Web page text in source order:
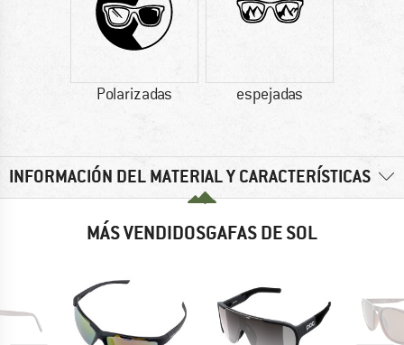
Polarizadas espejadas
INFORMACIÓN DEL MATERIAL Y CARACTERÍSTICAS
MÁS VENDIDOSGAFAS DE SOL